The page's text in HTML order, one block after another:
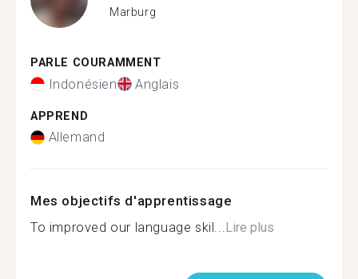
Marburg
PARLE COURAMMENT
Indonésien Anglais
APPREND
Allemand
Mes objectifs d'apprentissage
To improved our language skil...Lire plus